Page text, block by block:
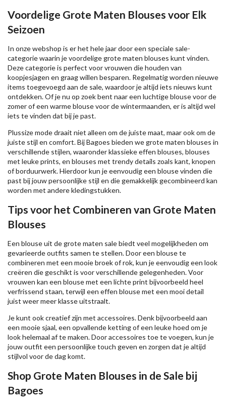
Voordelige Grote Maten Blouses voor Elk
Seizoen
In onze webshop is er het hele jaar door een speciale sale-
categorie waarin je voordelige grote maten blouses kunt vinden.
Deze categorie is perfect voor vrouwen die houden van
koopjesjagen en graag willen besparen. Regelmatig worden nieuwe
items toegevoegd aan de sale, waardoor je altijd iets nieuws kunt
ontdekken. Of je nu op zoek bent naar een luchtige blouse voor de
zomer of een warme blouse voor de wintermaanden, er is altijd wel
iets te vinden dat bij je past.
Plussize mode draait niet alleen om de juiste maat, maar ook om de
juiste stijl en comfort. Bij Bagoes bieden we grote maten blouses in
verschillende stijlen, waaronder klassieke effen blouses, blouses
met leuke prints, en blouses met trendy details zoals kant, knopen
of borduurwerk. Hierdoor kun je eenvoudig een blouse vinden die
past bij jouw persoonlijke stijl en die gemakkelijk gecombineerd kan
worden met andere kledingstukken.
Tips voor het Combineren van Grote Maten
Blouses
Een blouse uit de grote maten sale biedt veel mogelijkheden om
gevarieerde outfits samen te stellen. Door een blouse te
combineren met een mooie broek of rok, kun je eenvoudig een look
creëren die geschikt is voor verschillende gelegenheden. Voor
vrouwen kan een blouse met een lichte print bijvoorbeeld heel
verfrissend staan, terwijl een effen blouse met een mooi detail
juist weer meer klasse uitstraalt.
Je kunt ook creatief zijn met accessoires. Denk bijvoorbeeld aan
een mooie sjaal, een opvallende ketting of een leuke hoed om je
look helemaal af te maken. Door accessoires toe te voegen, kun je
jouw outfit een persoonlijke touch geven en zorgen dat je altijd
stijlvol voor de dag komt.
Shop Grote Maten Blouses in de Sale bij
Bagoes